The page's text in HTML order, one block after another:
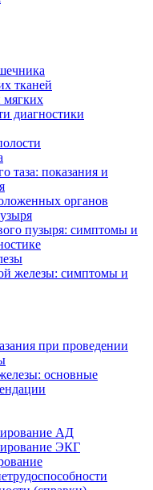
тканей
диагностики
таза: показания и
органов
пузыря: симптомы и
железы: симптомы и
при проведении
основные
АД
ЭКГ